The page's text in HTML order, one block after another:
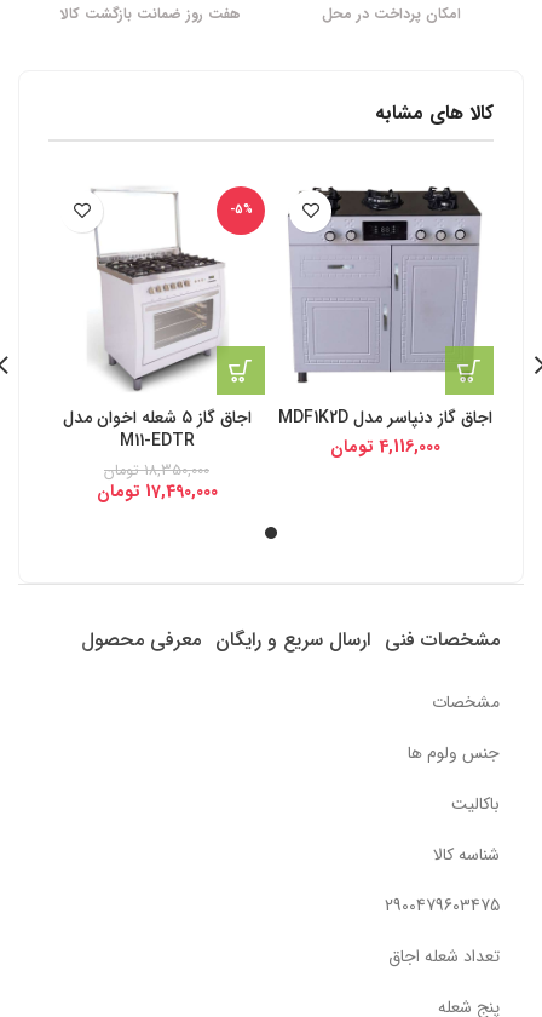
امکان پرداخت در محل
هفت روز ضمانت بازگشت کالا
کالا های مشابه
اجاق گاز دنپاسر مدل MDF1K2D
4,116,000 تومان
-5%
اجاق گاز 5 شعله اخوان مدل
M11-EDTR
18,350,000 تومان
17,490,000 تومان
مشخصات فنی ارسال سریع و رایگان معرفی محصول
مشخصات
جنس ولوم ها
باکالیت
شناسه کالا
2900479603475
تعداد شعله اجاق
پنج شعله